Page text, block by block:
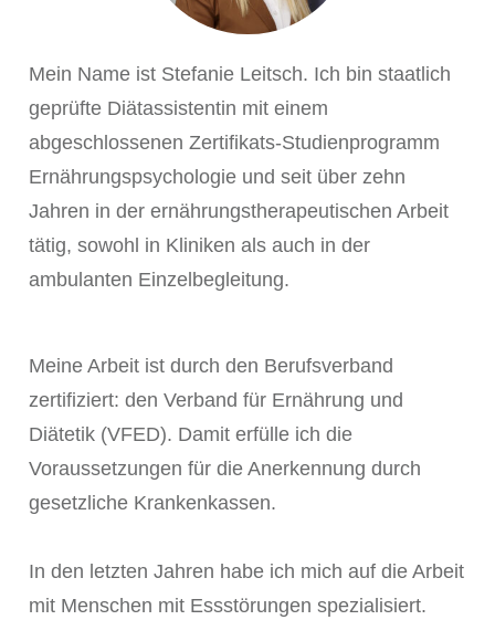
Mein Name ist Stefanie Leitsch. Ich bin staatlich
geprüfte Diätassistentin mit einem
abgeschlossenen Zertifikats-Studienprogramm
Ernährungspsychologie und seit über zehn
Jahren in der ernährungstherapeutischen Arbeit
tätig, sowohl in Kliniken als auch in der
ambulanten Einzelbegleitung.
Meine Arbeit ist durch den Berufsverband
zertifiziert: den Verband für Ernährung und
Diätetik (VFED). Damit erfülle ich die
Voraussetzungen für die Anerkennung durch
gesetzliche Krankenkassen.
In den letzten Jahren habe ich mich auf die Arbeit
mit Menschen mit Essstörungen spezialisiert.
Datenschutzerklärung Impressum